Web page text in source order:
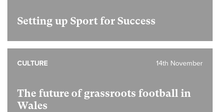
Setting up Sport for Success
The future of grassroots football in
Wales
14th November
CULTURE